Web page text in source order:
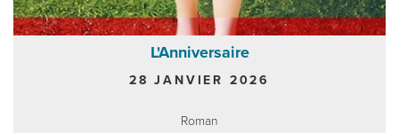
L'Anniversaire
28 JANVIER 2026
Roman